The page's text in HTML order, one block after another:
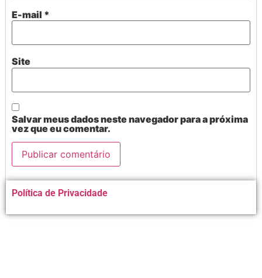
E-mail *
Site
Salvar meus dados neste navegador para a próxima
vez que eu comentar.
Alternative:
Política de Privacidade